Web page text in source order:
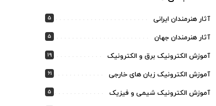
آثار هنرمندان ایرانی 5
آثار هنرمندان جهان 5
آموزش الکترونیک برق و الکترونیک 19
آموزش الکترونیک زبان های خارجی 61
آموزش الکترونیک شیمی و فیزیک 5